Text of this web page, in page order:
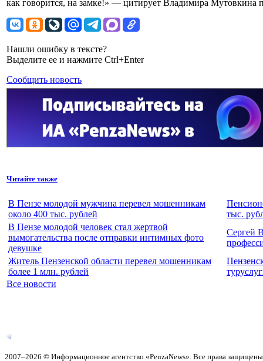
как говорится, на замке!» — цитирует Владимира Мутовкина
Нашли ошибку в тексте?
Выделите ее и нажмите Ctrl+Enter
Сообщить новость
Читайте также
В Пензе молодой мужчина перевел мошенникам
около 400 тыс. рублей
тыс.
В Пензе молодой человек стал жертвой
вымогательства после отправки интимных фото
девушке
Сергей
Житель Пензенской области перевел мошенникам
более 1 млн. рублей
Все новости
2007–2026 © Информационное агентство «PenzaNews». Все права